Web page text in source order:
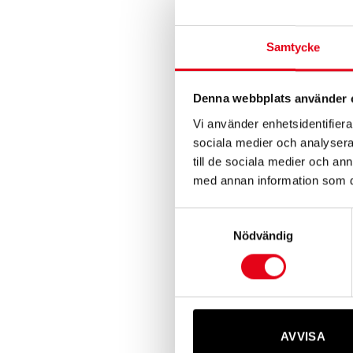
Samtycke
Denna webbplats använder
Vi använder
sociala medier och
till de sociala medier och
med annan information som
Nödvändig
AVVISA
12000 – 12,0 J
2 959,20kr
2 687,20